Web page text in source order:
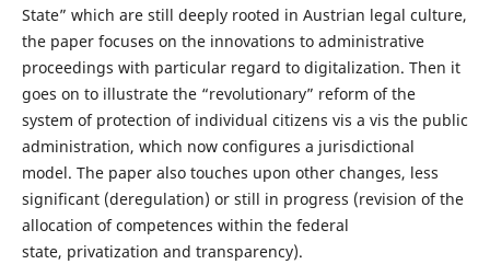
State” which are still deeply rooted in Austrian legal culture,
the paper focuses on the innovations to administrative
proceedings with particular regard to digitalization. Then it
goes on to illustrate the “revolutionary” reform of the
system of protection of individual citizens vis a vis the public
administration, which now configures a jurisdictional
model. The paper also touches upon other changes, less
significant (deregulation) or still in progress (revision of the
allocation of competences within the federal
state, privatization and transparency).